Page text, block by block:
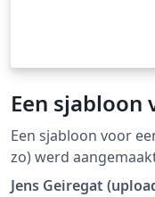
Een sjabloon
Een sjabloon voor
zo) werd
from LaTeX
Jens Geiregat